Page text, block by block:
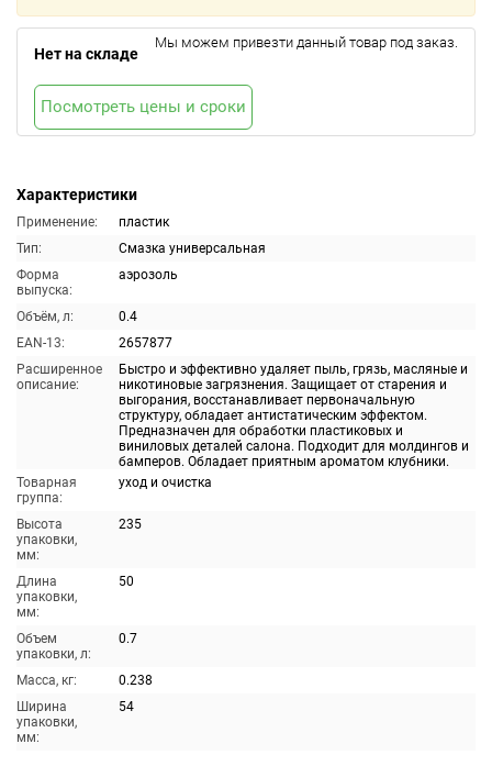
Характеристики
Применение:
пластик
Тип:
Смазка универсальная
Форма
выпуска:
аэрозоль
Объём, л:
0.4
EAN-13:
2657877
Расширенное
описание:
Быстро и эффективно удаляет пыль, грязь, масляные и
никотиновые загрязнения. Защищает от старения и
выгорания, восстанавливает первоначальную
структуру, обладает антистатическим эффектом.
Предназначен для обработки пластиковых и
виниловых деталей салона. Подходит для молдингов и
бамперов. Обладает приятным ароматом клубники.
Товарная
группа:
уход и очистка
Высота
упаковки,
мм:
235
Длина
упаковки,
мм:
50
Объем
упаковки, л:
0.7
Масса, кг:
0.238
Ширина
упаковки,
мм:
54
Нет на складе
Мы можем привезти данный товар под заказ.
Посмотреть цены и сроки